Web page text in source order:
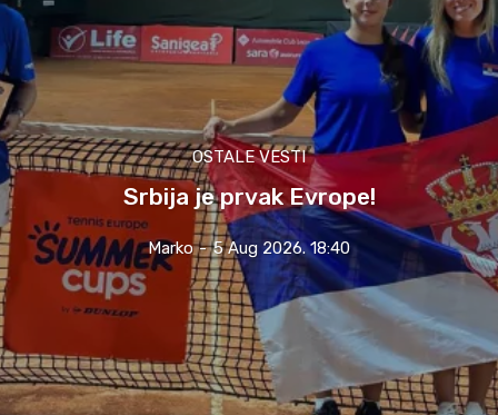
OSTALE VESTI
Srbija je prvak Evrope!
Marko - 5 Aug 2026. 18:40